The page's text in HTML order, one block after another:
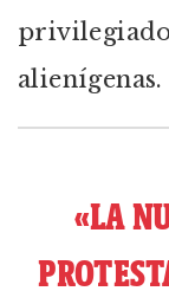
alienígenas.
«LA